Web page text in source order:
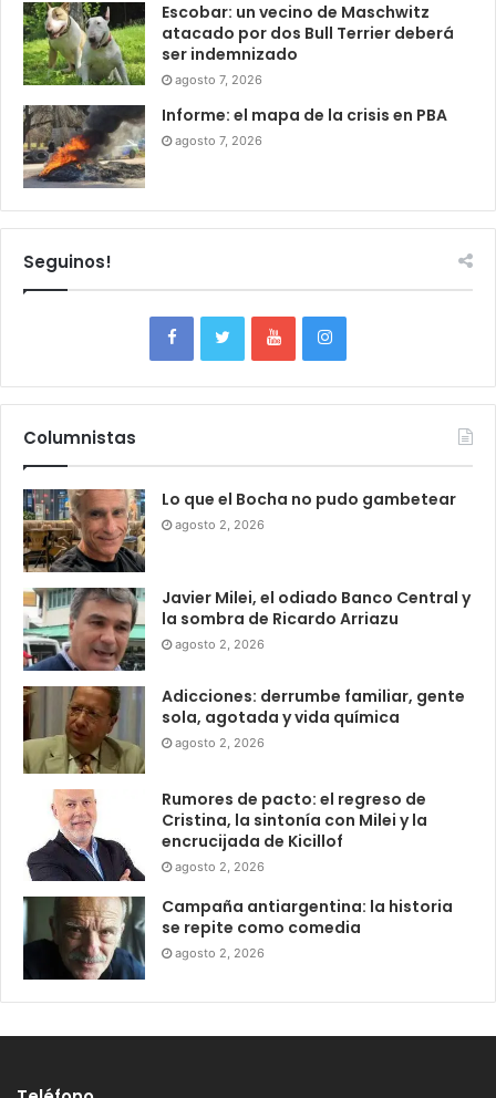
Escobar: un vecino de Maschwitz
atacado por dos Bull Terrier deberá
ser indemnizado
agosto 7, 2026
Informe: el mapa de la crisis en PBA
agosto 7, 2026
Seguinos!
Columnistas
Lo que el Bocha no pudo gambetear
agosto 2, 2026
Javier Milei, el odiado Banco Central y
la sombra de Ricardo Arriazu
agosto 2, 2026
Adicciones: derrumbe familiar, gente
sola, agotada y vida química
agosto 2, 2026
Rumores de pacto: el regreso de
Cristina, la sintonía con Milei y la
encrucijada de Kicillof
agosto 2, 2026
Campaña antiargentina: la historia
se repite como comedia
agosto 2, 2026